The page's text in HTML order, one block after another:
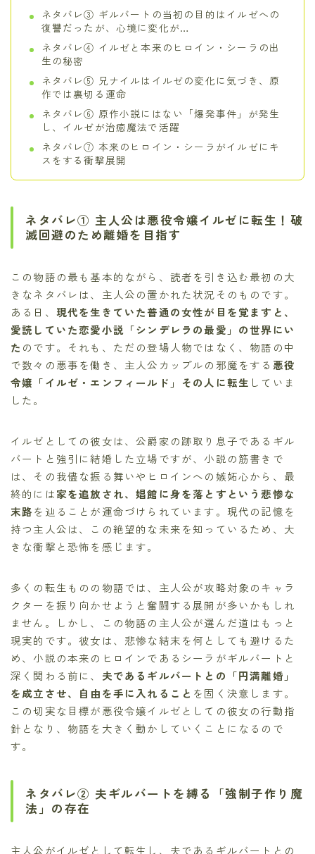
ネタバレ③ ギルバートの当初の目的はイルゼへの
復讐だったが、心境に変化が…
ネタバレ④ イルゼと本来のヒロイン・シーラの出
生の秘密
ネタバレ⑤ 兄ナイルはイルゼの変化に気づき、原
作では裏切る運命
ネタバレ⑥ 原作小説にはない「爆発事件」が発生
し、イルゼが治癒魔法で活躍
ネタバレ⑦ 本来のヒロイン・シーラがイルゼにキ
スをする衝撃展開
ネタバレ① 主人公は悪役令嬢イルゼに転生！破
滅回避のため離婚を目指す
この物語の最も基本的ながら、読者を引き込む最初の大
きなネタバレは、主人公の置かれた状況そのものです。
ある日、 現代を生きていた普通の女性が目を覚ますと、
愛読していた恋愛小説「シンデレラの最愛」の世界にい
た のです。それも、ただの登場人物ではなく、物語の中
で数々の悪事を働き、主人公カップルの邪魔をする 悪役
令嬢「イルゼ・エンフィールド」その人に転生 していま
した。
イルゼとしての彼女は、公爵家の跡取り息子であるギル
バートと強引に結婚した立場ですが、小説の筋書きで
は、その我儘な振る舞いやヒロインへの嫉妬心から、最
終的には家を追放され、娼館に身を落とすという悲惨な
末路を辿ることが運命づけられています。現代の記憶を
持つ主人公は、この絶望的な未来を知っているため、大
きな衝撃と恐怖を感じます。
多くの転生ものの物語では、主人公が攻略対象のキャラ
クターを振り向かせようと奮闘する展開が多いかもしれ
ません。しかし、この物語の主人公が選んだ道はもっと
現実的です。彼女は、悲惨な結末を何としても避けるた
め、小説の本来のヒロインであるシーラがギルバートと
深く関わる前に、 夫であるギルバートとの「円満離婚」
を成立させ、自由を手に入れること を固く決意します。
この切実な目標が悪役令嬢イルゼとしての彼女の行動指
針となり、物語を大きく動かしていくことになるので
す。
ネタバレ② 夫ギルバートを縛る「強制子作り魔
法」の存在
主人公がイルゼとして転生し、夫であるギルバートとの